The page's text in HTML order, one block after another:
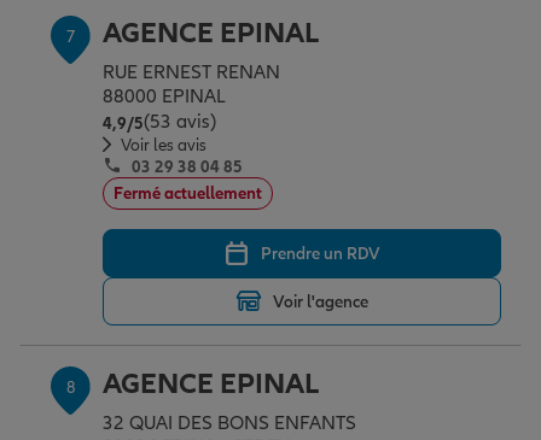
7 AGENCE EPINAL
RUE ERNEST RENAN
88000 EPINAL
4,9/5Note de 4.9 sur 5
(53 avis)
Voir les avis
03 29 38 04 85
Fermé actuellement
Prendre un RDV
Voir l'agence
8 AGENCE EPINAL
32 QUAI DES BONS ENFANTS